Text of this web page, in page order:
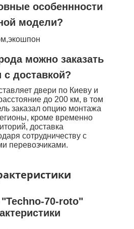
особеннности
модели?
можно заказать
с доставкой?
двери по Киеву и
до 200 км, в том
заказал опцию монтажа
кроме временно
доставка
сотрудничеству с
перевозчиками.
70-roto"